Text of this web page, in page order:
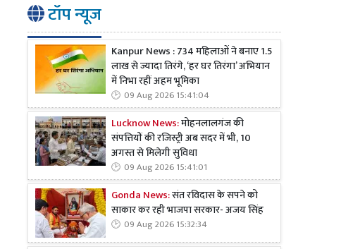
टॉप न्यूज
Kanpur News : 734 महिलाओं ने बनाए 1.5
लाख से ज्यादा तिरंगे, ‘हर घर तिरंगा’ अभियान
में निभा रहीं अहम भूमिका
09 Aug 2026 15:41:04
Lucknow News:मोहनलालगंज की
संपत्तियों की रजिस्ट्री अब सदर में भी, 10
अगस्त से मिलेगी सुविधा
09 Aug 2026 15:41:01
Gonda News:संत रविदास के सपने को
साकार कर रही भाजपा सरकार- अजय सिंह
09 Aug 2026 15:32:34